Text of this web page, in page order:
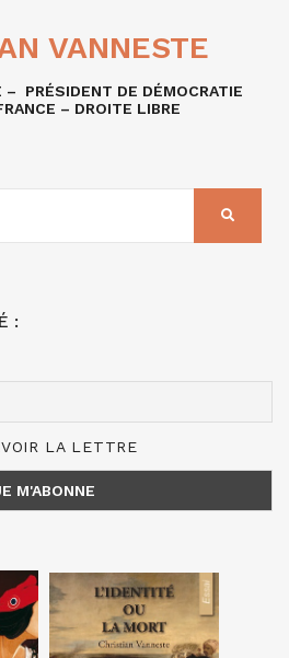
VANNESTE
– PRÉSIDENT DE DÉMOCRATIE
– DROITE LIBRE
:
LA LETTRE